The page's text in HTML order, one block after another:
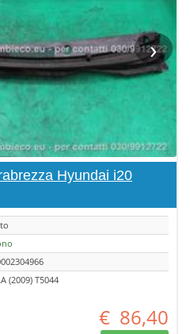
›
Hyundai i20
(2009) T5044
€ 86,40